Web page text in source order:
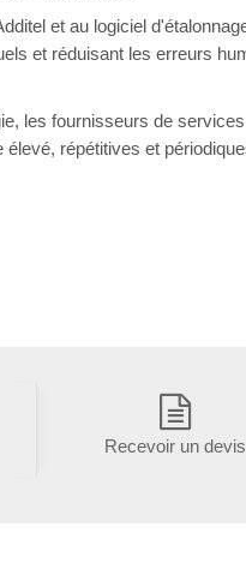
et au logiciel
et réduisant les erreurs
les fournisseurs de
élevé, répétitives et
Recevoir un devis